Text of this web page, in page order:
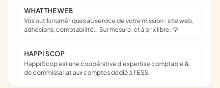
WHAT THE WEB
Vos outils numériques au service de votre mission : site web,
adhésions, comptabilité… Sur mesure, et à prix libre. 💡
HAPPI SCOP
Happï Scop est une coopérative d’expertise comptable &
de commissariat aux comptes dédié à l'ESS